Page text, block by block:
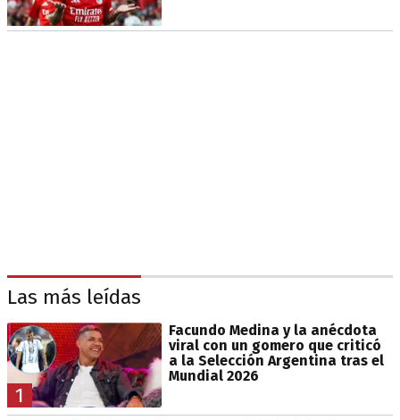
Las más leídas
1
Facundo Medina y la anécdota
viral con un gomero que criticó
a la Selección Argentina tras el
Mundial 2026